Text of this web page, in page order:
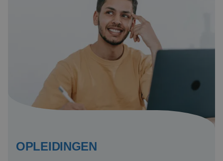
OPLEIDINGEN